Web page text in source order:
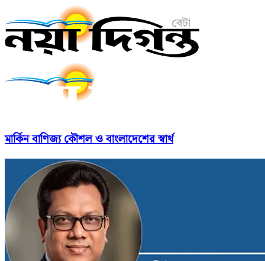
মার্কিন বাণিজ্য কৌশল ও বাংলাদেশের স্বার্থ